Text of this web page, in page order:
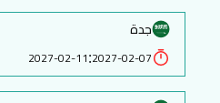
جدة
2027-02-07
:
2027-02-11